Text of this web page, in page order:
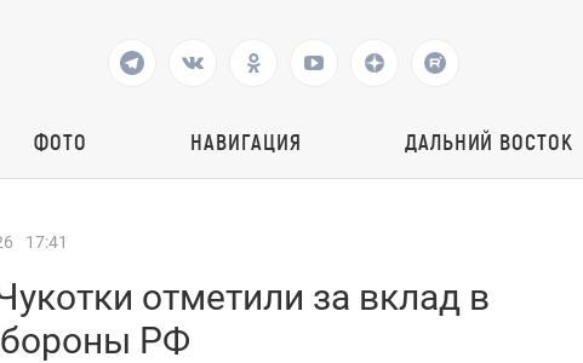
ФОТО НАВИГАЦИЯ ДАЛЬНИЙ ВОСТОК
17:41
отметили за вклад в
РФ